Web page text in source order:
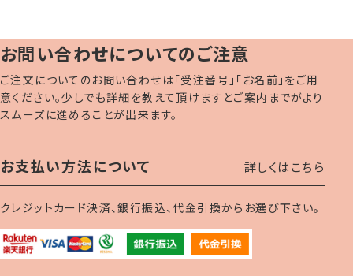
お問い合わせについてのご注意
ご注文についてのお問い合わせは「受注番号」「お名前」をご用
意ください。少しでも詳細を教えて頂けますとご案内までがより
スムーズに進めることが出来ます。
お支払い方法について 詳しくはこちら
クレジットカード決済、銀行振込、代金引換からお選び下さい。